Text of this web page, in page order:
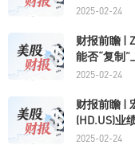
唱多
2025-02-24
财报前瞻 |
能否“复制”
2025-02-24
财报前瞻 |
(HD.US)业
2025-02-24